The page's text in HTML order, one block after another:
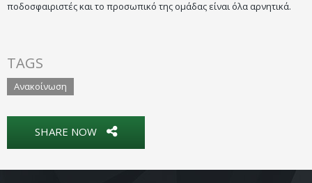
ποδοσφαιριστές και το προσωπικό της ομάδας είναι όλα αρνητικά.
TAGS
Ανακοίνωση
SHARE NOW